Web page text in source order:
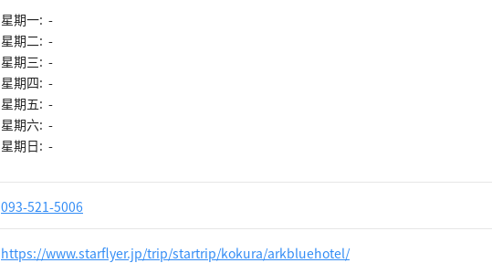
星期一: -
星期二: -
星期三: -
星期四: -
星期五: -
星期六: -
星期日: -
093-521-5006
https://www.starflyer.jp/trip/startrip/kokura/arkbluehotel/